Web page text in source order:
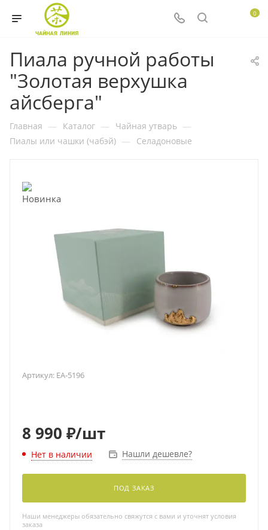
0
Пиала ручной работы
"Золотая верхушка
айсберга"
Главная — Каталог — Чайная утварь —
Пиалы или чашки (чабэй) — Селадоновые
Артикул: EA-5196
8 990 ₽/шт
Нет в наличии Нашли дешевле?
ПОД ЗАКАЗ
Наши менеджеры обязательно свяжутся с вами и уточнят условия
заказа